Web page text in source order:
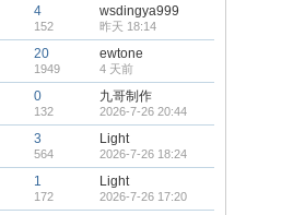
4
152
wsdingya999
昨天 18:14
20
1949
ewtone
4 天前
0
132
九哥制作
2026-7-26 20:44
3
564
Light
2026-7-26 18:24
1
172
Light
2026-7-26 17:20